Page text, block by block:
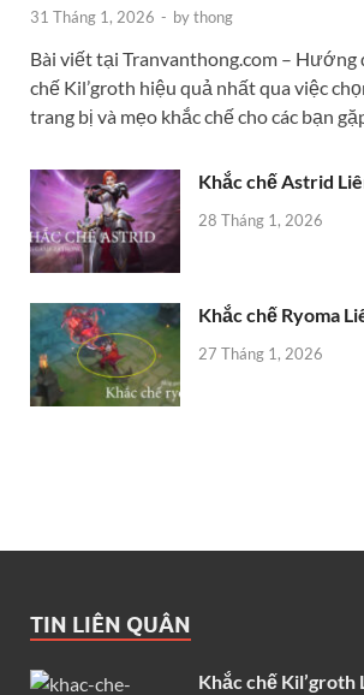
31 Tháng 1, 2026 - bythong
Bài viết tại Tranvanthong.com – Hướng
chế Kil’groth hiệu quả nhất qua việc
trang bị và mẹo khắc chế cho các bạn
Khắc chế Astrid
28 Tháng 1, 2026
Khắc chế Ryoma
27 Tháng 1, 2026
TIN LIÊN QUÂN
Khắc chế Kil’groth